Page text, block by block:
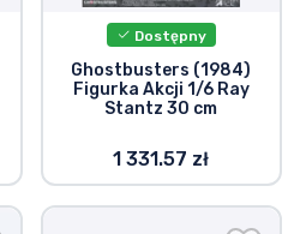
Dostępny
Ghostbusters (1984)
Figurka Akcji 1/6 Ray
Stantz 30 cm
1 331.57 zł